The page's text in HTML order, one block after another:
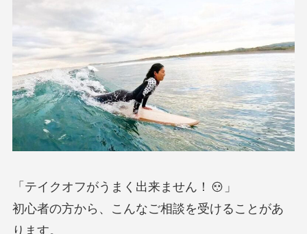
「テイクオフがうまく出来ません！
」
初心者の方から、こんなご相談を受けることがあ
ります。